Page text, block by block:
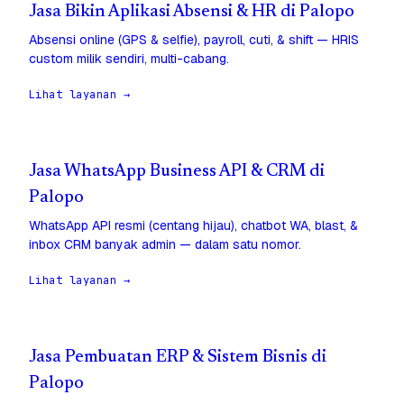
Jasa Bikin Aplikasi Absensi & HR di Palopo
Absensi online (GPS & selfie), payroll, cuti, & shift — HRIS
custom milik sendiri, multi-cabang.
Lihat layanan →
Jasa WhatsApp Business API & CRM di
Palopo
WhatsApp API resmi (centang hijau), chatbot WA, blast, &
inbox CRM banyak admin — dalam satu nomor.
Lihat layanan →
Jasa Pembuatan ERP & Sistem Bisnis di
Palopo